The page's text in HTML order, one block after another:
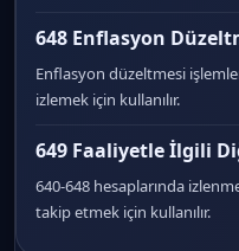
648 Enflasyon
Enflasyon düzeltmesi
izlemek için kullanılır.
649 Faaliyetle İlgili
640-648 hesaplarında
takip etmek için kullanılır.